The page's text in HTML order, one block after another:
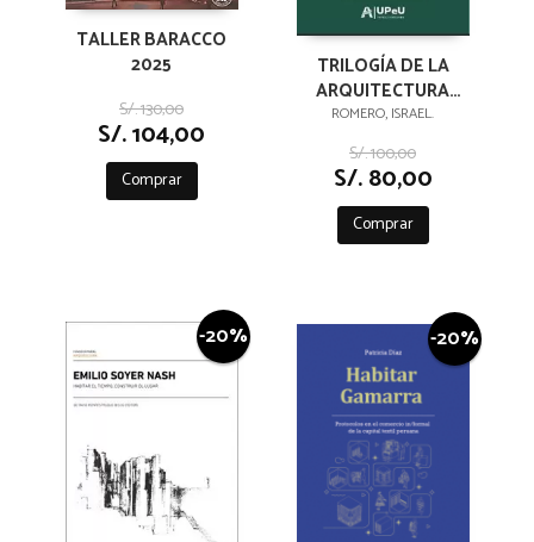
TALLER BARACCO
2025
S/. 130,00
S/. 104,00
Comprar
TRILOGÍA DE LA
ARQUITECTURA
PERUANA
ROMERO, ISRAEL.
S/. 100,00
S/. 80,00
Comprar
-20% -20%